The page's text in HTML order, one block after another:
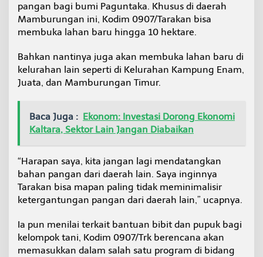
pangan bagi bumi Paguntaka. Khusus di daerah
Mamburungan ini, Kodim 0907/Tarakan bisa
membuka lahan baru hingga 10 hektare.
Bahkan nantinya juga akan membuka lahan baru di
kelurahan lain seperti di Kelurahan Kampung Enam,
Juata, dan Mamburungan Timur.
Baca Juga : Ekonom: Investasi Dorong Ekonomi
Kaltara, Sektor Lain Jangan Diabaikan
“Harapan saya, kita jangan lagi mendatangkan
bahan pangan dari daerah lain. Saya inginnya
Tarakan bisa mapan paling tidak meminimalisir
ketergantungan pangan dari daerah lain,” ucapnya.
Ia pun menilai terkait bantuan bibit dan pupuk bagi
kelompok tani, Kodim 0907/Trk berencana akan
memasukkan dalam salah satu program di bidang